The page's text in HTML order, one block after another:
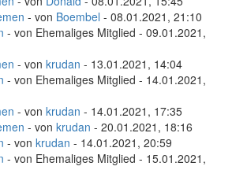
- von Boembel - 08.01.2021, 21:10
- von Ehemaliges Mitglied - 09.01.2021,
- von krudan - 13.01.2021, 14:04
- von Ehemaliges Mitglied - 14.01.2021,
- von krudan - 14.01.2021, 17:35
- von krudan - 20.01.2021, 18:16
- von krudan - 14.01.2021, 20:59
- von Ehemaliges Mitglied - 15.01.2021,